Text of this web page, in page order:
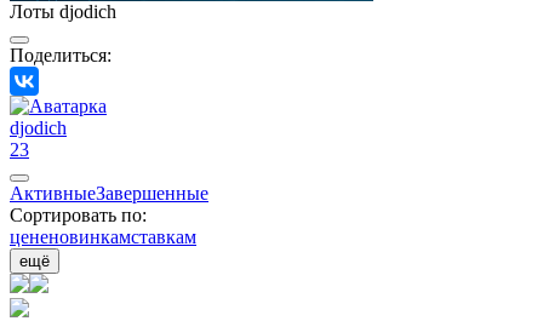
Лоты djodich
Поделиться:
djodich
23
АктивныеЗавершенные
Сортировать по:
цененовинкамставкам
ещё